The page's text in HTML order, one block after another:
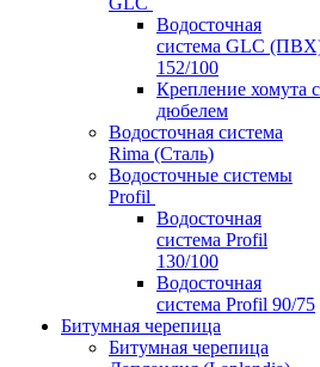
Водосточная
система GLC
152/100
Крепление хомута с
дюбелем
Водосточная система
Rima (Сталь)
Водосточные системы
Profil
Водосточная
система Profil
130/100
Водосточная
система Profil 90/75
Битумная черепица
Битумная черепица